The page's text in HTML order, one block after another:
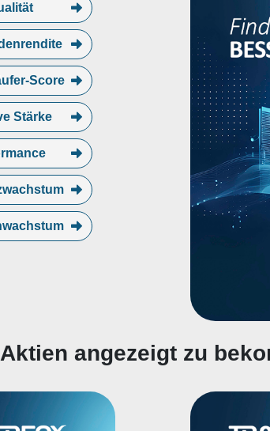
Score
Stärke
angezeigt zu